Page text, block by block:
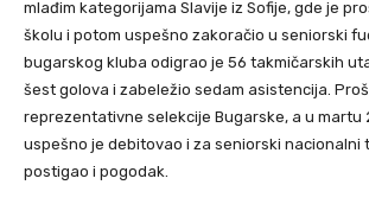
mlađim kategorijama Slavije iz Sofije, gde je
školu i potom uspešno zakoračio u seniorski
bugarskog kluba odigrao je 56 takmičarskih
šest golova i zabeležio sedam asistencija.
reprezentativne selekcije Bugarske, a u martu
uspešno je debitovao i za seniorski nacionalni
postigao i pogodak.